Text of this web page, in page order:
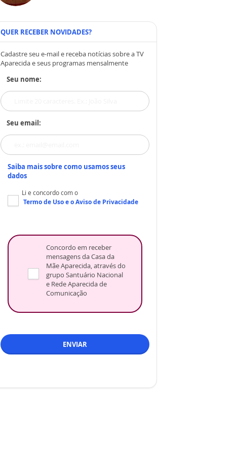
QUER RECEBER NOVIDADES?
Cadastre seu e-mail e receba notícias sobre a TV
Aparecida e seus programas mensalmente
Seu nome:
Seu email:
Saiba mais sobre como usamos seus
dados
Li e concordo com o
Termo de Usoe oAviso de Privacidade
Concordo em receber
mensagens da Casa da
Mãe Aparecida, através do
grupo Santuário Nacional
e Rede Aparecida de
Comunicação
ENVIAR